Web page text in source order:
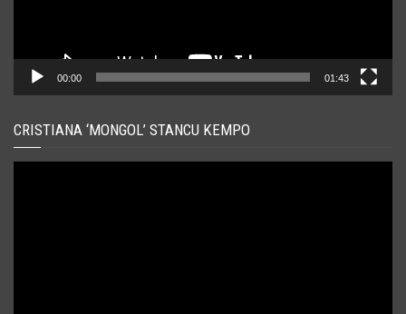
00:00 01:43
CRISTIANA ‘MONGOL’ STANCU KEMPO